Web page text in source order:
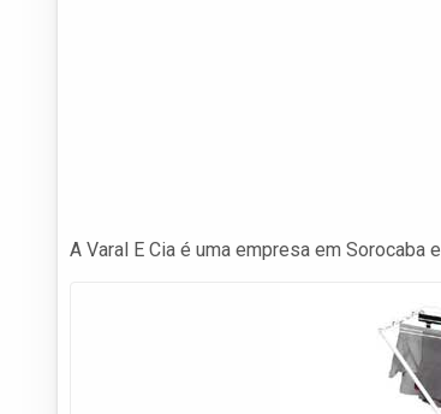
A Varal E Cia é uma empresa em